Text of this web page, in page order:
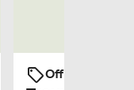
Offres et